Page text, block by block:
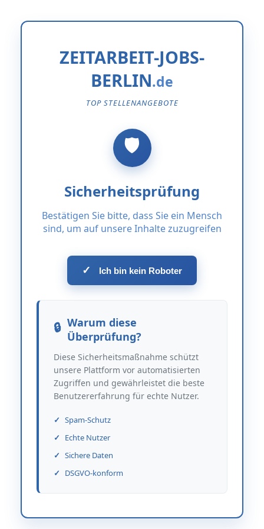
ZEITARBEIT-JOBS-
BERLIN
TOP STELLENANGEBOTE
Sicherheitsprüfung
Bestätigen Sie bitte, dass Sie ein Mensch
sind, um auf unsere Inhalte zuzugreifen
✓ Ich bin kein Roboter
Warum diese
Überprüfung?
Diese Sicherheitsmaßnahme schützt
unsere Plattform vor automatisierten
Zugriffen und gewährleistet die beste
Benutzererfahrung für echte Nutzer.
Spam-Schutz
Echte Nutzer
Sichere Daten
DSGVO-konform